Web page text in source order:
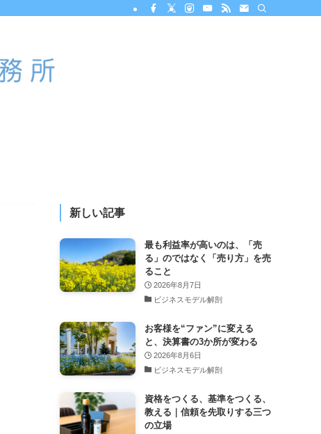
新しい記事
最も利益率が高いのは、「売
る」のではなく「売り方」を売
ること
2026年8月7日
ビジネスモデル解剖
お客様を“ファン”に変える
と、決算書の3か所が変わる
2026年8月6日
ビジネスモデル解剖
資格をつくる、基準をつくる、
教える｜信頼を先取りする三つ
の立場